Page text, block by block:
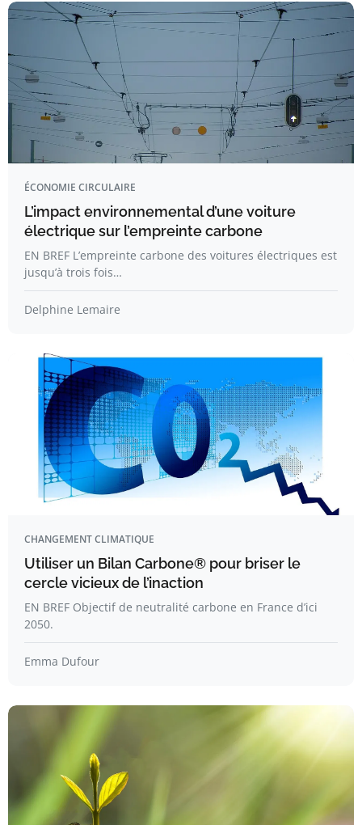
ÉCONOMIE CIRCULAIRE
L’impact environnemental d’une voiture
électrique sur l’empreinte carbone
EN BREF L’empreinte carbone des voitures électriques est
jusqu’à trois fois…
Delphine Lemaire
CHANGEMENT CLIMATIQUE
Utiliser un Bilan Carbone® pour briser le
cercle vicieux de l’inaction
EN BREF Objectif de neutralité carbone en France d’ici
2050.
Emma Dufour